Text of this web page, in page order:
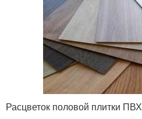
Расцветок половой плитки